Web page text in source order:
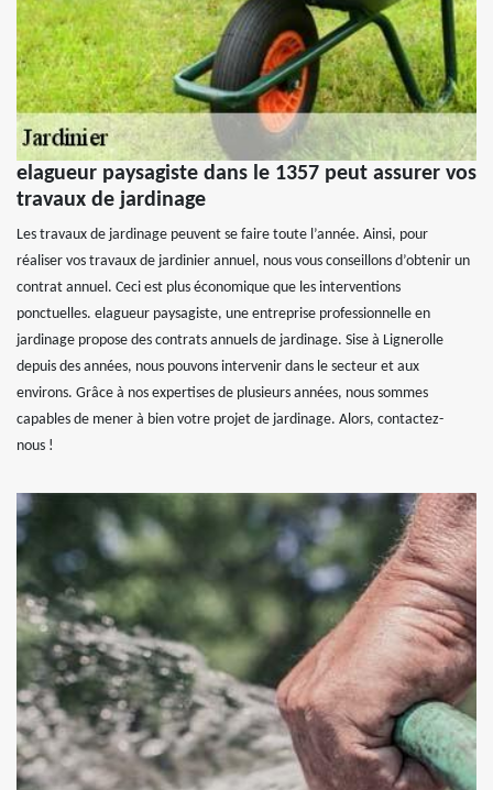
elagueur paysagiste dans le 1357 peut assurer vos
travaux de jardinage
Les travaux de jardinage peuvent se faire toute l’année. Ainsi, pour
réaliser vos travaux de jardinier annuel, nous vous conseillons d’obtenir un
contrat annuel. Ceci est plus économique que les interventions
ponctuelles. elagueur paysagiste, une entreprise professionnelle en
jardinage propose des contrats annuels de jardinage. Sise à Lignerolle
depuis des années, nous pouvons intervenir dans le secteur et aux
environs. Grâce à nos expertises de plusieurs années, nous sommes
capables de mener à bien votre projet de jardinage. Alors, contactez-
nous !